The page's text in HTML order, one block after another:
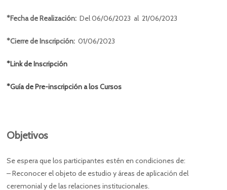
*Fecha de Realización:Del 06/06/2023 al 21/06/2023
*Cierre de Inscripción:01/06/2023
*Link de Inscripción
*Guía de Pre-inscripción a los Cursos
Objetivos
Se espera que los participantes estén en condiciones de:
– Reconocer el objeto de estudio y áreas de aplicación del
ceremonial y de las relaciones institucionales.